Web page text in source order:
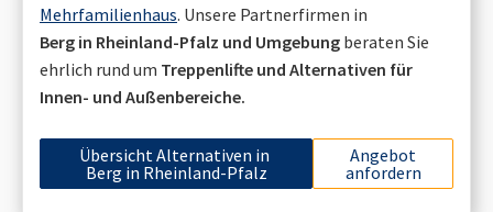
Mehrfamilienhaus. Unsere Partnerfirmen in
Berg in Rheinland-Pfalz und Umgebung beraten Sie
ehrlich rund um Treppenlifte und Alternativen für
Innen- und Außenbereiche.
Übersicht Alternativen in
Berg in Rheinland-Pfalz
Angebot
anfordern